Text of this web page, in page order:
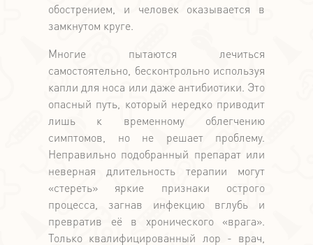
обострением, и человек оказывается в
замкнутом круге.
Многие пытаются лечиться
самостоятельно, бесконтрольно используя
капли для носа или даже антибиотики. Это
опасный путь, который нередко приводит
лишь к временному облегчению
симптомов, но не решает проблему.
Неправильно подобранный препарат или
неверная длительность терапии могут
«стереть» яркие признаки острого
процесса, загнав инфекцию вглубь и
превратив её в хронического «врага».
Только квалифицированный лор - врач,